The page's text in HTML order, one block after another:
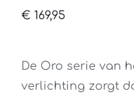
€ 169,95
De Oro serie van
verlichting zorgt